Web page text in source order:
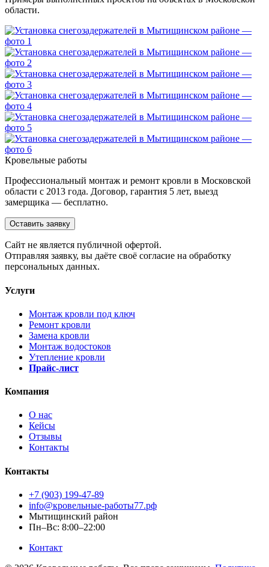
области.
Кровельные работы
Профессиональный монтаж и ремонт кровли в Московской
области с 2013 года. Договор, гарантия 5 лет, выезд
замерщика — бесплатно.
Оставить заявку
Cайт не является публичной офертой.
Отправляя заявку, вы даёте своё согласие на обработку
персональных данных.
Услуги
Монтаж кровли под ключ
Ремонт кровли
Замена кровли
Монтаж водостоков
Утепление кровли
Прайс-лист
Компания
О нас
Кейсы
Отзывы
Контакты
Контакты
+7 (903) 199-47-89
info@кровельные-работы77.рф
Мытищинский район
Пн–Вс: 8:00–22:00
Контакт